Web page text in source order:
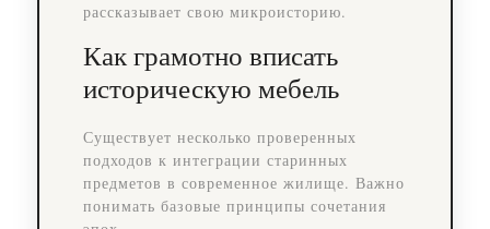
рассказывает свою микроисторию.
Как грамотно вписать
историческую мебель
Существует несколько проверенных
подходов к интеграции старинных
предметов в современное жилище. Важно
понимать базовые принципы сочетания